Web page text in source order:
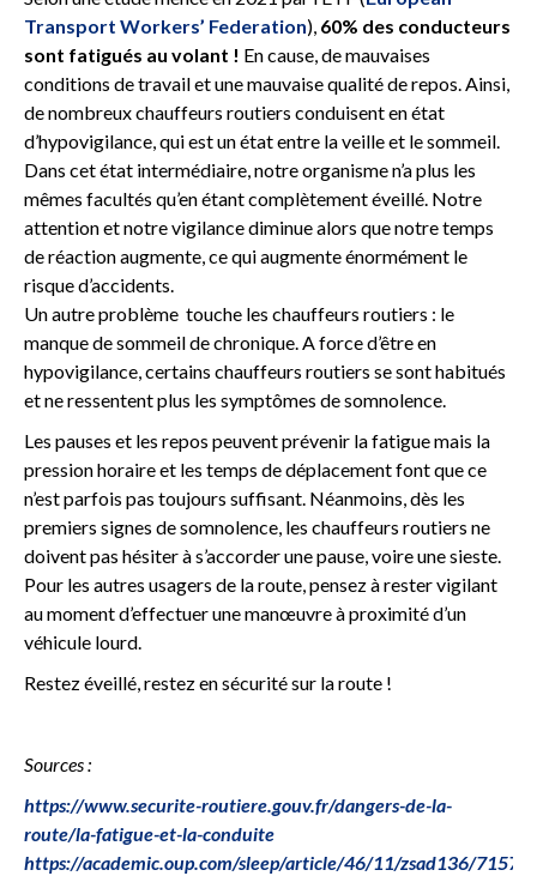
Transport Workers’ Federation), 60% des conducteurs
sont fatigués au volant ! En cause, de mauvaises
conditions de travail et une mauvaise qualité de repos. Ainsi,
de nombreux chauffeurs routiers conduisent en état
d’hypovigilance, qui est un état entre la veille et le sommeil.
Dans cet état intermédiaire, notre organisme n’a plus les
mêmes facultés qu’en étant complètement éveillé. Notre
attention et notre vigilance diminue alors que notre temps
de réaction augmente, ce qui augmente énormément le
risque d’accidents.
Un autre problème touche les chauffeurs routiers : le
manque de sommeil de chronique. A force d’être en
hypovigilance, certains chauffeurs routiers se sont habitués
et ne ressentent plus les symptômes de somnolence.
Les pauses et les repos peuvent prévenir la fatigue mais la
pression horaire et les temps de déplacement font que ce
n’est parfois pas toujours suffisant. Néanmoins, dès les
premiers signes de somnolence, les chauffeurs routiers ne
doivent pas hésiter à s’accorder une pause, voire une sieste.
Pour les autres usagers de la route, pensez à rester vigilant
au moment d’effectuer une manœuvre à proximité d’un
véhicule lourd.
Restez éveillé, restez en sécurité sur la route !
Sources :
https://www.securite-routiere.gouv.fr/dangers-de-la-
route/la-fatigue-et-la-conduite
https://academic.oup.com/sleep/article/46/11/zsad136/